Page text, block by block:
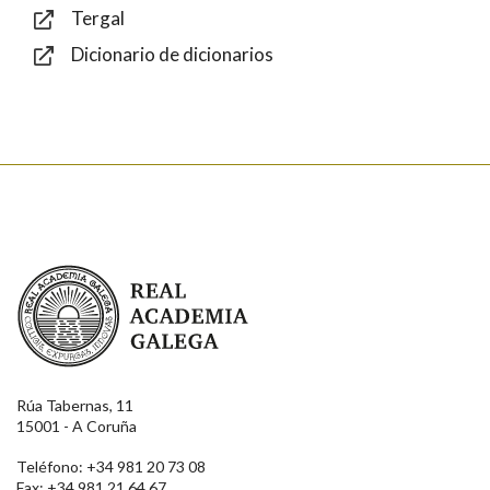
Tergal
Dicionario de dicionarios
Real Academia Galega
Rúa Tabernas, 11
15001 - A Coruña
Teléfono: +34 981 20 73 08